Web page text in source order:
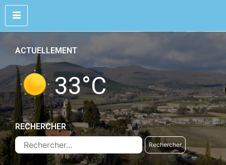
ACTUELLEMENT
33°C
RECHERCHER